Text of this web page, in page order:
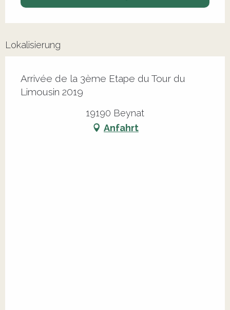
Lokalisierung
Arrivée de la 3ème Etape du Tour du
Limousin 2019
19190 Beynat
Anfahrt